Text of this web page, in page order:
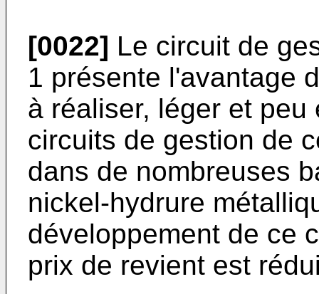
[0022] Le circuit de
1 présente l'avantage
à réaliser, léger et
circuits de gestion de
dans de nombreuses
nickel-hydrure
développement de ce
prix de revient est